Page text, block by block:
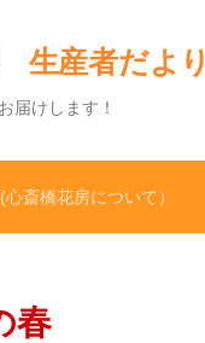
生産者だより
届けします！
斎橋花房について）
春